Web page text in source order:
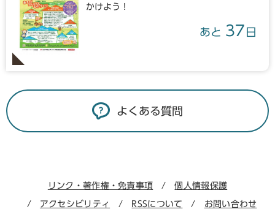
かけよう！
あと 37 日
よくある質問
リンク・著作権・免責事項 個人情報保護
アクセシビリティ RSSについて お問い合わせ